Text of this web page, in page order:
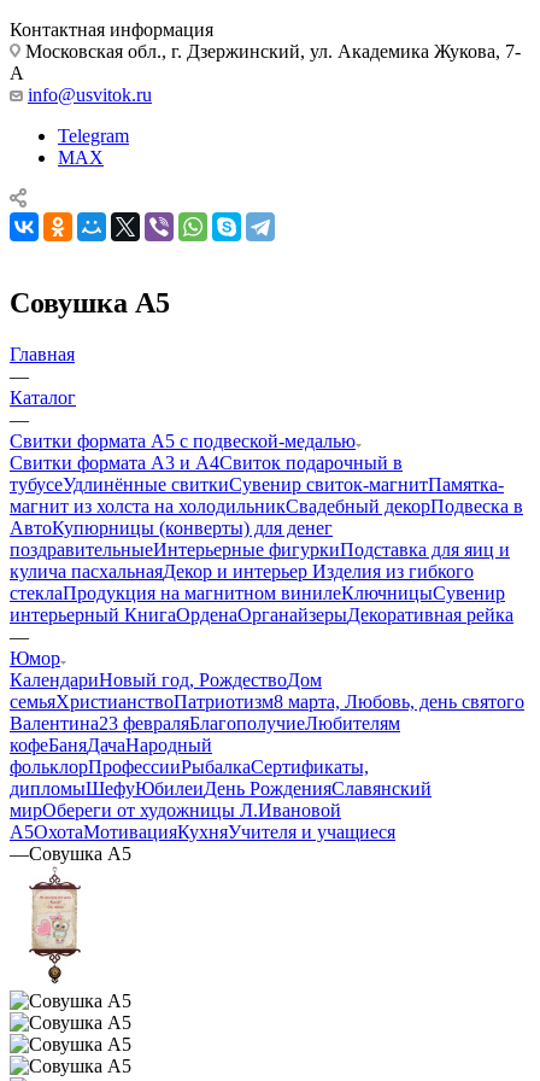
Контактная информация
Московская обл., г. Дзержинский, ул. Академика Жукова, 7-
А
info@usvitok.ru
Telegram
MAX
Совушка А5
Главная
—
Каталог
—
Свитки формата А5 с подвеской-медалью
Свитки формата А3 и А4Свиток подарочный в
тубусеУдлинённые свиткиСувенир свиток-магнитПамятка-
магнит из холста на холодильникСвадебный декорПодвеска в
АвтоКупюрницы (конверты) для денег
поздравительныеИнтерьерные фигуркиПодставка для яиц и
кулича пасхальнаяДекор и интерьер Изделия из гибкого
стеклаПродукция на магнитном винилеКлючницыСувенир
интерьерный КнигаОрденаОрганайзерыДекоративная рейка
—
Юмор
КалендариНовый год, РождествоДом
семьяХристианствоПатриотизм8 марта, Любовь, день святого
Валентина23 февраляБлагополучиеЛюбителям
кофеБаняДачаНародный
фольклорПрофессииРыбалкаСертификаты,
дипломыШефуЮбилеиДень РожденияСлавянский
мирОбереги от художницы Л.Ивановой
А5ОхотаМотивацияКухняУчителя и учащиеся
—Совушка А5